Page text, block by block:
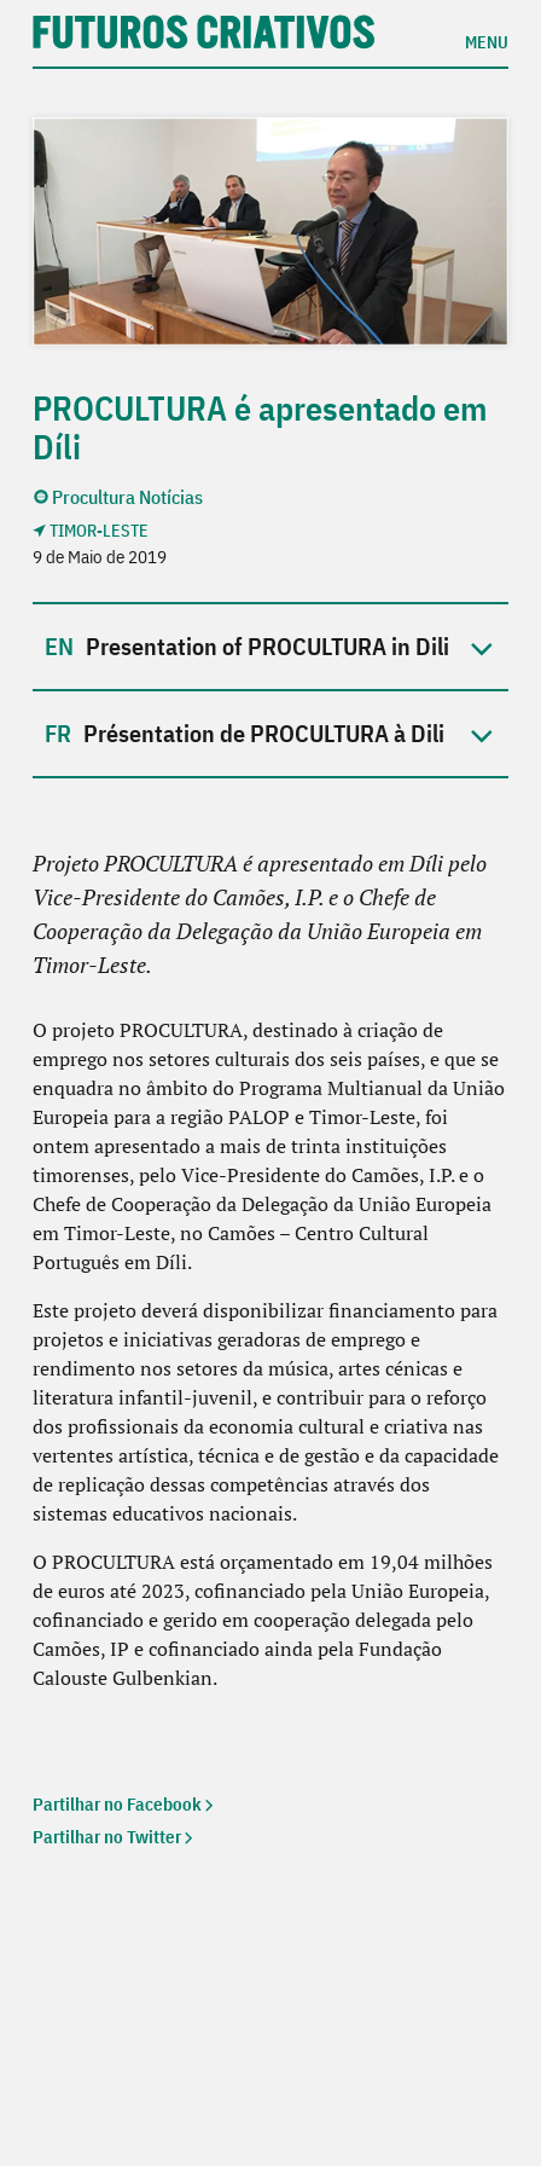
MENU
PROCULTURA é apresentado em
Díli
Procultura Notícias
TIMOR-LESTE
9 de Maio de 2019
Presentation of PROCULTURA in Dili
Présentation de PROCULTURA à Dili
Projeto PROCULTURA é apresentado em Díli pelo
Vice-Presidente do Camões, I.P. e o Chefe de
Cooperação da Delegação da União Europeia em
Timor-Leste.
O projetoPROCULTURA, destinado à criação de
emprego nos setores culturais dos seis países, e que se
enquadra no âmbito do Programa Multianual da União
Europeia para a região PALOP e Timor-Leste, foi
ontem apresentado a mais de trinta instituições
timorenses, pelo Vice-Presidente do Camões, I.P. e o
Chefe de Cooperação da Delegação da União Europeia
em Timor-Leste, no Camões – Centro Cultural
Português em Díli.
Este projeto deverá disponibilizar financiamento para
projetos e iniciativas geradoras de emprego e
rendimento nos setores da música, artes cénicas e
literatura infantil-juvenil, e contribuir para o reforço
dos profissionais da economia cultural e criativa nas
vertentes artística, técnica e de gestão e da capacidade
de replicação dessas competências através dos
sistemas educativos nacionais.
O PROCULTURAestá orçamentado em 19,04 milhões
de euros até 2023, cofinanciado pela União Europeia,
cofinanciado e gerido em cooperação delegada pelo
Camões, IP e cofinanciado ainda pela Fundação
Calouste Gulbenkian.
Partilhar no Facebook
Partilhar no Twitter